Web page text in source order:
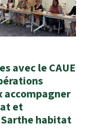
avec le CAUE
accompagner
et
habitat